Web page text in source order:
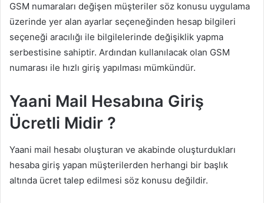
GSM numaraları değişen müşteriler söz konusu uygulama
üzerinde yer alan ayarlar seçeneğinden hesap bilgileri
seçeneği aracılığı ile bilgilelerinde değişiklik yapma
serbestisine sahiptir. Ardından kullanılacak olan GSM
numarası ile hızlı giriş yapılması mümkündür.
Yaani Mail Hesabına Giriş
Ücretli Midir ?
Yaani mail hesabı oluşturan ve akabinde oluşturdukları
hesaba giriş yapan müşterilerden herhangi bir başlık
altında ücret talep edilmesi söz konusu değildir.